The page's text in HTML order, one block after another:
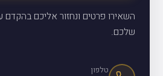
השאירו פרטים ונחזור אליכם בהקדם
שלכם.
טלפון